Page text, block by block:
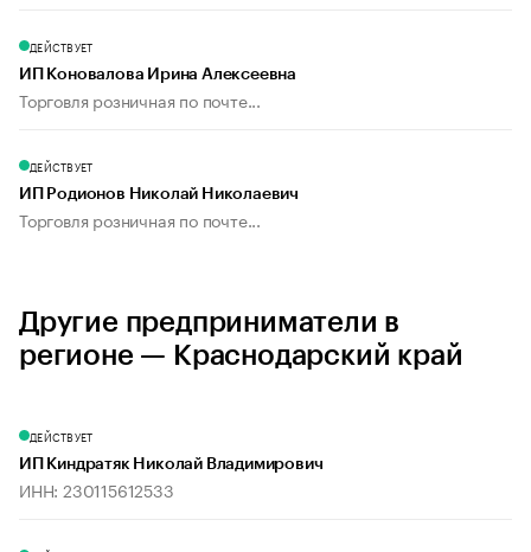
ДЕЙСТВУЕТ
ИП Коновалова Ирина Алексеевна
Торговля розничная по почте...
ДЕЙСТВУЕТ
ИП Родионов Николай Николаевич
Торговля розничная по почте...
Другие предприниматели в
регионе — Краснодарский край
ДЕЙСТВУЕТ
ИП Киндратяк Николай Владимирович
ИНН: 230115612533